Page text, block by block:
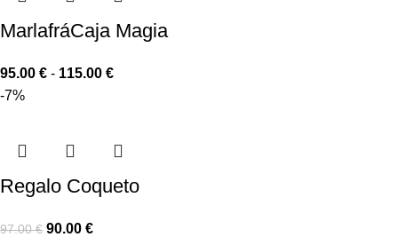
MarlafráCaja Magia
95.00 € - 115.00 €
-7%
Regalo Coqueto
97.00€ 90.00 €